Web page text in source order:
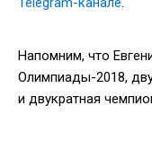
Напомним, что
Олимпиады-2018,
и двукратная